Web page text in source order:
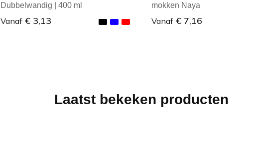
Dubbelwandig | 400 ml
Vanaf € 3,13
mokken Naya
Vanaf € 7,16
Laatst bekeken producten